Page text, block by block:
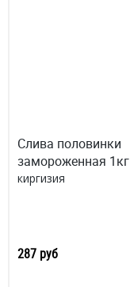
Слива половинки
замороженная 1кг
киргизия
287 руб